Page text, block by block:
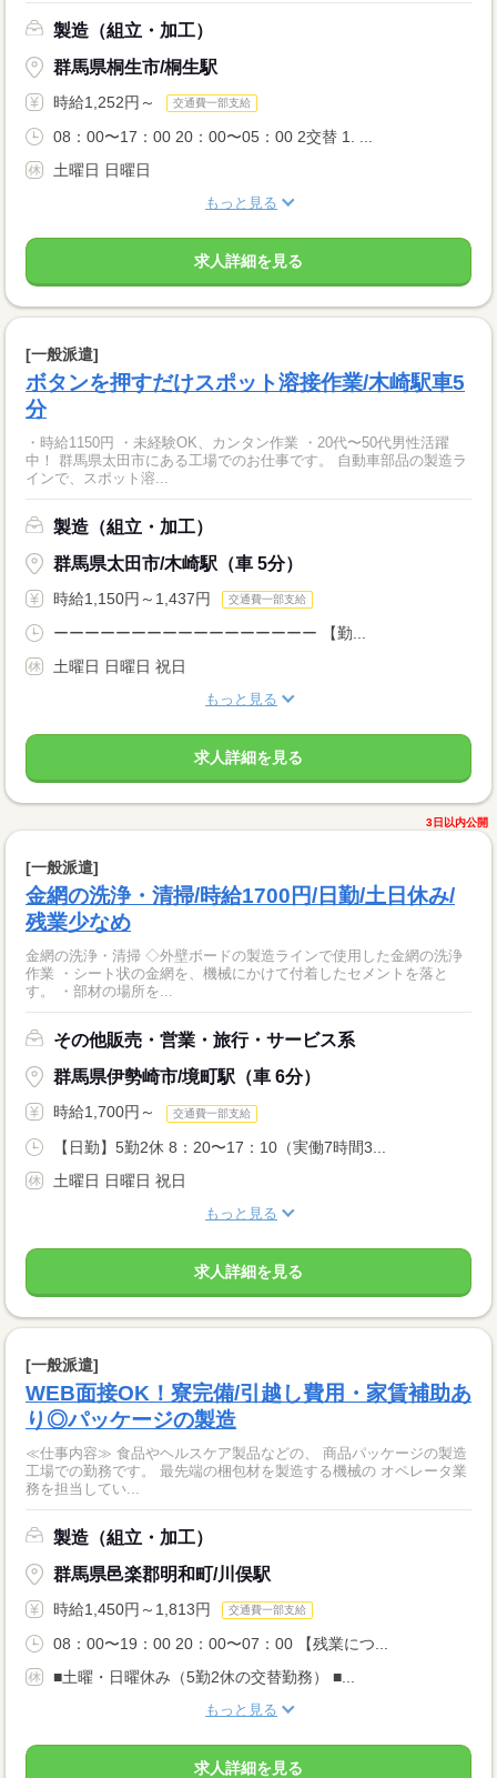
製造（組立・加工）
群馬県桐生市/桐生駅
時給1,252円～ 交通費一部支給
08：00〜17：00 20：00〜05：00 2交替 1. ...
土曜日 日曜日
もっと見る
求人詳細を見る
[一般派遣]
ボタンを押すだけスポット溶接作業/木崎駅車5
分
・時給1150円 ・未経験OK、カンタン作業 ・20代〜50代男性活躍
中！ 群馬県太田市にある工場でのお仕事です。 自動車部品の製造ラ
インで、スポット溶...
製造（組立・加工）
群馬県太田市/木崎駅（車 5分）
時給1,150円～1,437円 交通費一部支給
ーーーーーーーーーーーーーーーーー 【勤...
土曜日 日曜日 祝日
もっと見る
求人詳細を見る
3日以内公開
[一般派遣]
金網の洗浄・清掃/時給1700円/日勤/土日休み/
残業少なめ
金網の洗浄・清掃 ◇外壁ボードの製造ラインで使用した金網の洗浄
作業 ・シート状の金網を、機械にかけて付着したセメントを落と
す。 ・部材の場所を...
その他販売・営業・旅行・サービス系
群馬県伊勢崎市/境町駅（車 6分）
時給1,700円～ 交通費一部支給
【日勤】5勤2休 8：20〜17：10（実働7時間3...
土曜日 日曜日 祝日
もっと見る
求人詳細を見る
[一般派遣]
WEB面接OK！寮完備/引越し費用・家賃補助あ
り◎パッケージの製造
≪仕事内容≫ 食品やヘルスケア製品などの、 商品パッケージの製造
工場での勤務です。 最先端の梱包材を製造する機械の オペレータ業
務を担当してい...
製造（組立・加工）
群馬県邑楽郡明和町/川俣駅
時給1,450円～1,813円 交通費一部支給
08：00〜19：00 20：00〜07：00 【残業につ...
■土曜・日曜休み（5勤2休の交替勤務） ■...
もっと見る
求人詳細を見る